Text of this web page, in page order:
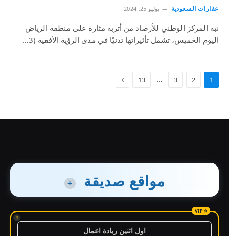
عقارات السعودية يوليو 25, 2024
نبه المركز الوطني للأرصاد من أتربة مثارة على منطقة الرياض
اليوم الخميس، تشمل تأثيراتها تدنيًا في مدى الرؤية الأفقية (3…
1
2
3
…
13
مواقع صديقة +
!
اول اثنين ريادة اعمال